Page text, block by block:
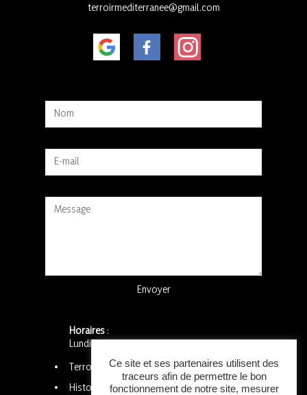
terroirmediterranee@gmail.com
Horaires:
Lundi 8h – 18h
Terroir Méditerranée
Histoire
Ce site et ses partenaires utilisent des
traceurs afin de permettre le bon
fonctionnement de notre site, mesurer